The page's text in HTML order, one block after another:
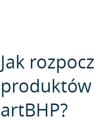
Jak
artBHP?